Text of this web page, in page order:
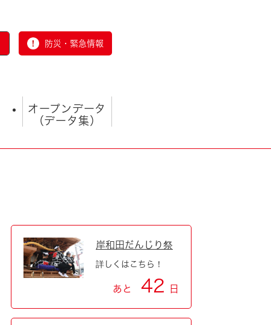
防災・緊急情報
オープンデータ
（データ集）
岸和田だんじり祭
詳しくはこちら！
あと 42 日